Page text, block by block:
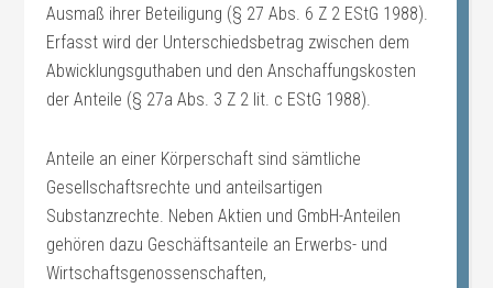
Ausmaß ihrer Beteiligung (§ 27 Abs. 6 Z 2 EStG 1988).
Erfasst wird der Unterschiedsbetrag zwischen dem
Abwicklungsguthaben und den Anschaffungskosten
der Anteile (§ 27a Abs. 3 Z 2 lit. c EStG 1988).
Anteile an einer Körperschaft sind sämtliche
Gesellschaftsrechte und anteilsartigen
Substanzrechte. Neben Aktien und GmbH-Anteilen
gehören dazu Geschäftsanteile an Erwerbs- und
Wirtschaftsgenossenschaften,